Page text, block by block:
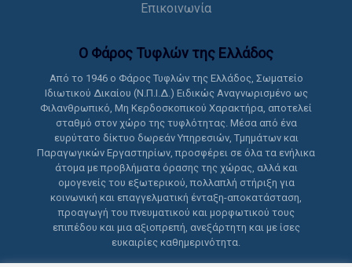
Επικοινωνία
Ο Φάρος Τυφλών της Ελλάδoς
Από το 1946 ο Φάρος Τυφλών της Ελλάδος, Σωματείο
Ιδιωτικού Δικαίου (Ν.Π.Ι.Δ.) Ειδικώς Αναγνωρισμένο ως
Φιλανθρωπικό, Μη Κερδοσκοπικού Χαρακτήρα, αποτελεί
σταθμό στον χώρο της τυφλότητας. Μέσα από ένα
ευρύτατο δίκτυο δωρεάν Υπηρεσιών, Τμημάτων και
Παραγωγικών Εργαστηρίων, προσφέρει σε όλα τα ενήλικα
άτομα με προβλήματα όρασης της χώρας, αλλά και
ομογενείς του εξωτερικού, πολλαπλή στήριξη για
κοινωνική και επαγγελματική ένταξη-αποκατάσταση,
προαγωγή του πνευματικού και μορφωτικού τους
επιπέδου και μια αξιοπρεπή, ανεξάρτητη και με ίσες
ευκαιρίες καθημερινότητα.